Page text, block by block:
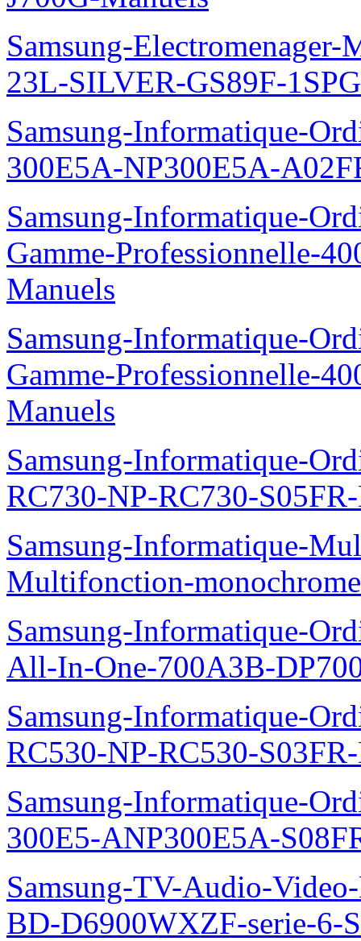
Samsung-
23L-SILVER-GS89F-
Samsung-Informatique-
300E5A-NP300E5A-
Samsung-Informatique-
Gamme-Professionnelle-
Manuels
Samsung-Informatique-
Gamme-Professionnelle-
Manuels
Samsung-Informatique-
RC730-NP-RC730-
Samsung-Informatique-
Multifonction-
Samsung-Informatique-
All-In-One-700A3B-
Samsung-Informatique-
RC530-NP-RC530-
Samsung-Informatique-
300E5-ANP300E5A-
Samsung-TV-Audio-
BD-D6900WXZF-serie-6-